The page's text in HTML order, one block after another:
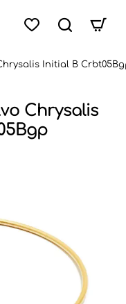
Chrysalis
Initial B